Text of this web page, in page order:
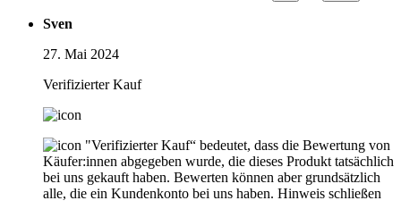
Sven
27. Mai 2024
Verifizierter Kauf
"Verifizierter Kauf“ bedeutet, dass die Bewertung von
Käufer:innen abgegeben wurde, die dieses Produkt tatsächlich
bei uns gekauft haben. Bewerten können aber grundsätzlich
alle, die ein Kundenkonto bei uns haben. Hinweis schließen